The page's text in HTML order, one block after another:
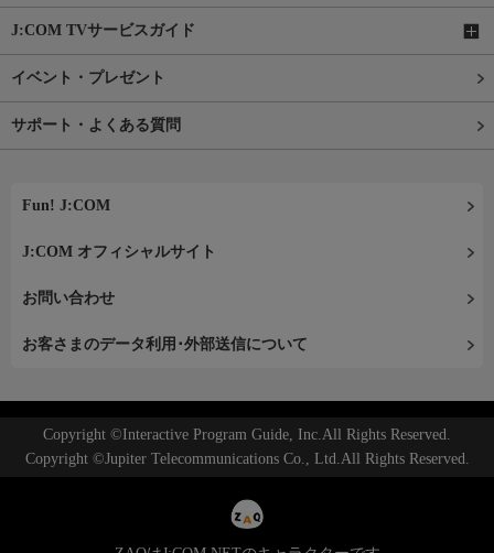
J:COM TVサービスガイド
イベント・プレゼント
サポート・よくある質問
Fun! J:COM
J:COM オフィシャルサイト
お問い合わせ
お客さまのデータ利用･外部送信について
Copyright ©Interactive Program Guide, Inc.All Rights Reserved.
Copyright ©Jupiter Telecommunications Co., Ltd.All Rights Reserved.